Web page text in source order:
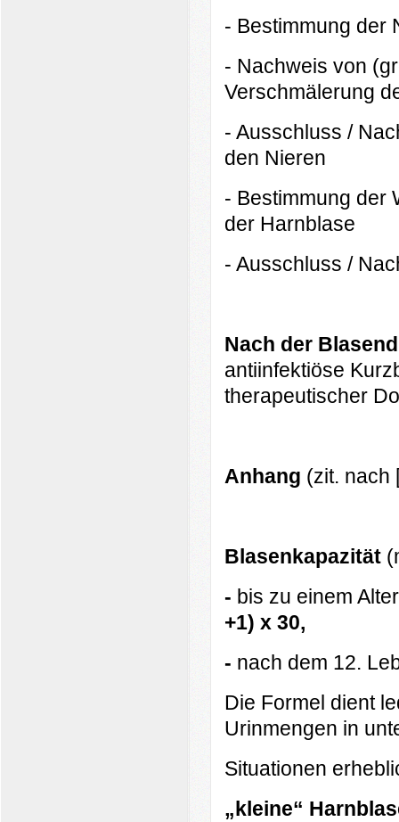
- Bestimmung der
- Nachweis von
Verschmälerung
- Ausschluss /
den Nieren
- Bestimmung der
der Harnblase
- Ausschluss /
Nach der
antiinfektiöse
therapeutischer
Anhang (zit. nach
B lasenkapazität
- bis zu einem
+1) x 30,
- nach dem 12.
Die Formel dient
Urinmengen in
Situationen
„kleine“